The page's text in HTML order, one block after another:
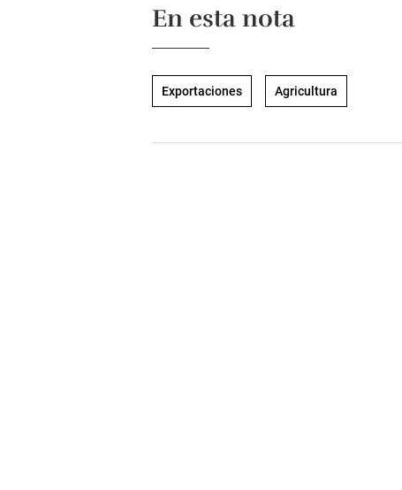
En esta nota
Exportaciones Agricultura